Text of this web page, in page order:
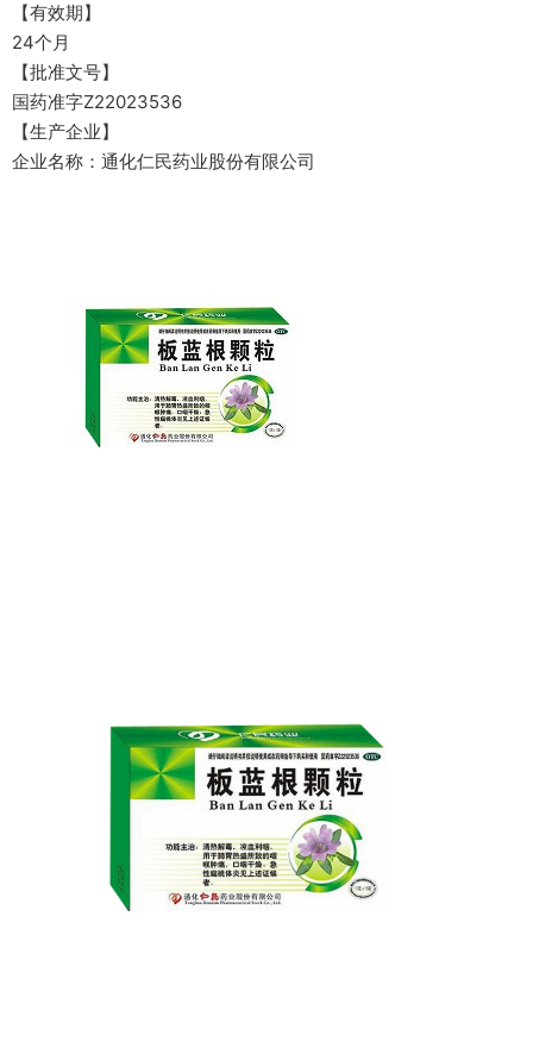
【有效期】
24个月
【批准文号】
国药准字Z22023536
【生产企业】
企业名称：通化仁民药业股份有限公司